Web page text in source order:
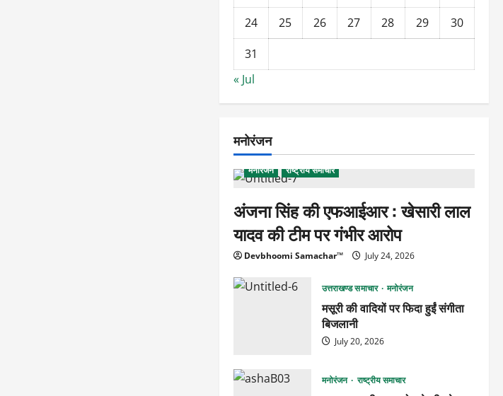
24
25 26 27 28 29
30
31
« Jul
मनोरंजन
मनोरंजन राष्ट्रीय समाचार
अंजना सिंह की एफआईआर : खेसारी लाल
यादव की टीम पर गंभीर आरोप
Devbhoomi Samachar™ July 24, 2026
उत्तराखण्ड समाचार मनोरंजन
मसूरी की वादियों पर फिदा हुईं संगीता
बिजलानी
July 20, 2026
मनोरंजन राष्ट्रीय समाचार